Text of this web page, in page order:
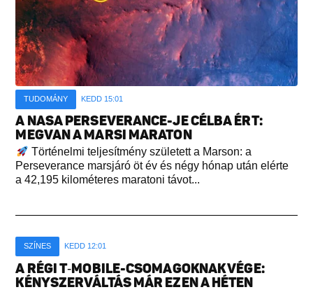
TUDOMÁNY KEDD 15:01
A NASA PERSEVERANCE-JE CÉLBA ÉRT:
MEGVAN A MARSI MARATON
Történelmi teljesítmény született a Marson: a
Perseverance marsjáró öt év és négy hónap után elérte
a 42,195 kilométeres maratoni távot...
SZÍNES KEDD 12:01
A RÉGI T‑MOBILE-CSOMAGOKNAK VÉGE:
KÉNYSZERVÁLTÁS MÁR EZEN A HÉTEN